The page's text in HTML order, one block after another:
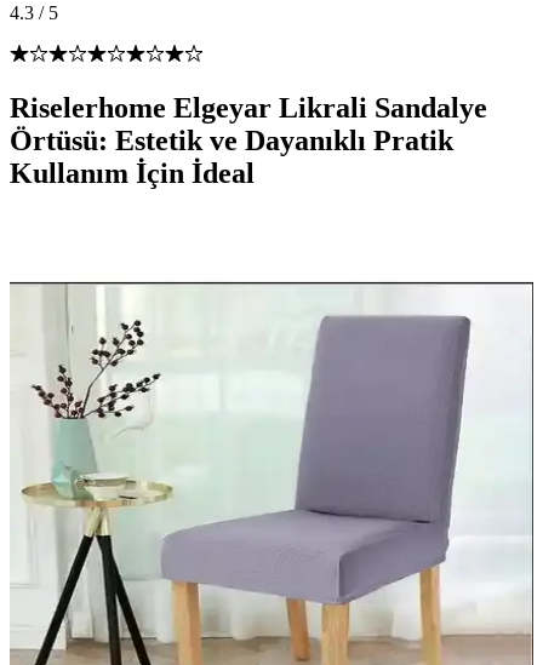
4.3 / 5
Riselerhome Elgeyar Likrali Sandalye
Örtüsü: Estetik ve Dayanıklı Pratik
Kullanım İçin İdeal